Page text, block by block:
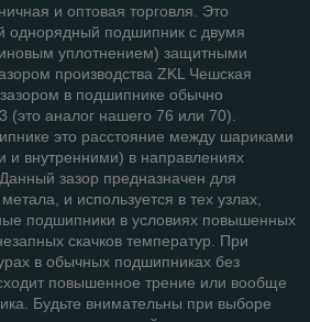
и оптовая торговля. Это
однорядный подшипник с двумя
уплотнением) защитными
производства ZKL Чешская
в подшипнике обычно
(это аналог нашего 76 или 70).
это расстояние между шариками
и внутренними) в направлениях
зазор предназначен для
и используется в тех узлах,
подшипники в условиях повышенных
скачков температур. При
в обычных подшипниках без
повышенное трение или вообще
Будьте внимательны при выборе